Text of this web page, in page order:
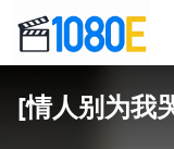
[情人别为我